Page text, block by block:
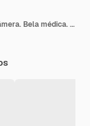
Retrato da bela médica olhando para a câmera. Bela médica. O médico da mulher vestiu o retrato de estúdio isolado de uniforme médico branco.